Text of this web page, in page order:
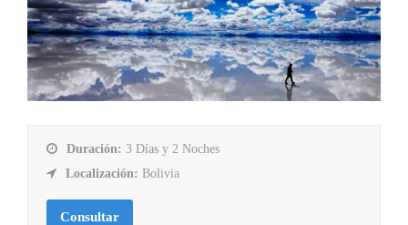
Duración: 3 Días y 2 Noches
Localización: Bolivia
Consultar